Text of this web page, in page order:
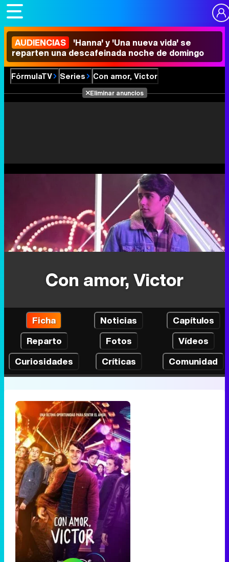
AUDIENCIAS 'Hanna' y 'Una nueva vida' se
reparten una descafeinada noche de domingo
FórmulaTV Series Con amor, Victor
Eliminar anuncios
Con amor, Victor
Ficha Noticias
Capítulos
Reparto
Fotos
Vídeos
Curiosidades
Críticas Comunidad